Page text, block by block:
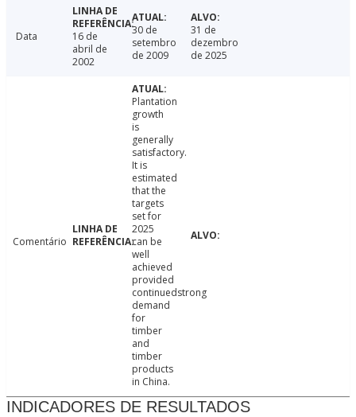
Data
16 de
abril de
2002
30 de
setembro
de 2009
31 de
dezembro
de 2025
Comentário
Plantation
growth
is
generally
satisfactory.
It is
estimated
that the
targets
set for
2025
can be
well
achieved
provided
continuedstrong
demand
for
timber
and
timber
products
in China.
INDICADORES DE RESULTADOS